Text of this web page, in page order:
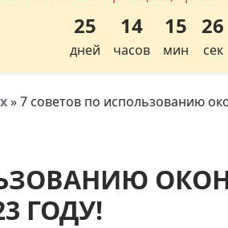
25
дней
14
часов
15
мин
25
сек
»7 советов по использованию
ГОДУ!